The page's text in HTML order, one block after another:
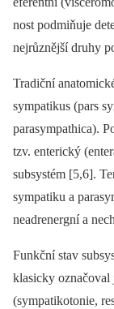
nost podmiňuje
nejrůznější druhy
Tradiční
sympatikus (pars
parasympathica).
tzv. enterický
subsystém [5,6].
sympatiku a
neadrenergní a
Funkční stav
klasicky označoval
(sympatikotonie,